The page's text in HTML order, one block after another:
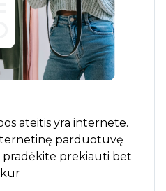
ateitis yra internete.
parduotuvę
pradėkite prekiauti bet
kur